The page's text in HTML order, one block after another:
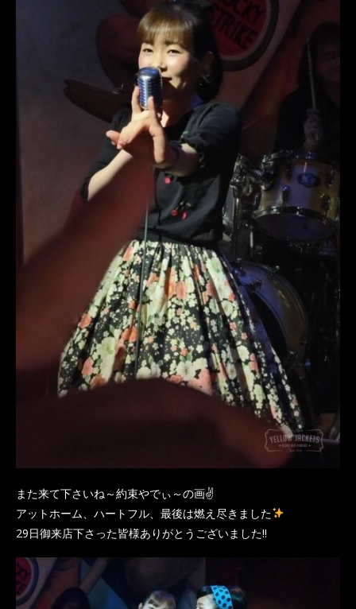
また来て下さいね～約束やでぃ～の画✌
アットホーム、ハートフル、最後は燃え尽きました
29日御来店下さった皆様ありがとうございました‼